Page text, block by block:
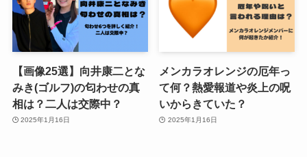
【画像25選】向井康二とな
みき(ゴルフ)の匂わせの真
相は？二人は交際中？
2025年1月16日
メンカラオレンジの厄年っ
て何？熱愛報道や炎上の呪
いからきていた？
2025年1月16日